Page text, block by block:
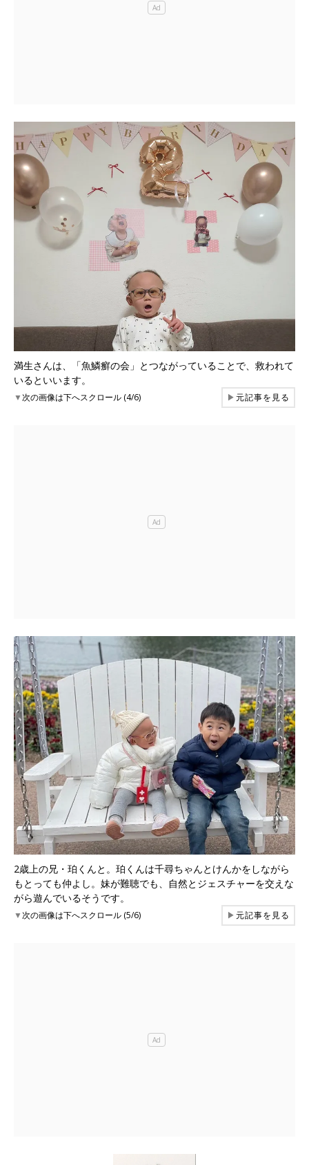
満生さんは、「魚鱗癬の会」とつながっていることで、救われて
いるといいます。
▼次の画像は下へスクロール (4/6) ▶元記事を見る
2歳上の兄・珀くんと。珀くんは千尋ちゃんとけんかをしながら
もとっても仲よし。妹が難聴でも、自然とジェスチャーを交えな
がら遊んでいるそうです。
▼次の画像は下へスクロール (5/6) ▶元記事を見る